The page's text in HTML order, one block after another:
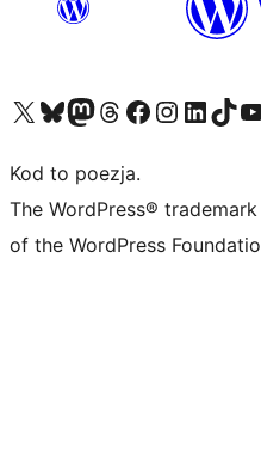
Odwiedź nasze konto X (dawniej Twitter)
Odwiedź nasze konto Bluesky
Odwiedź nasze konto na Mastodoncie
Odwiedź naszego Threadsa
Odwiedź naszego
Odwiedź nasze konto na
Odwiedź nasze konto
Odwiedź
Kod to poezja.
The WordPress®
of the WordPress